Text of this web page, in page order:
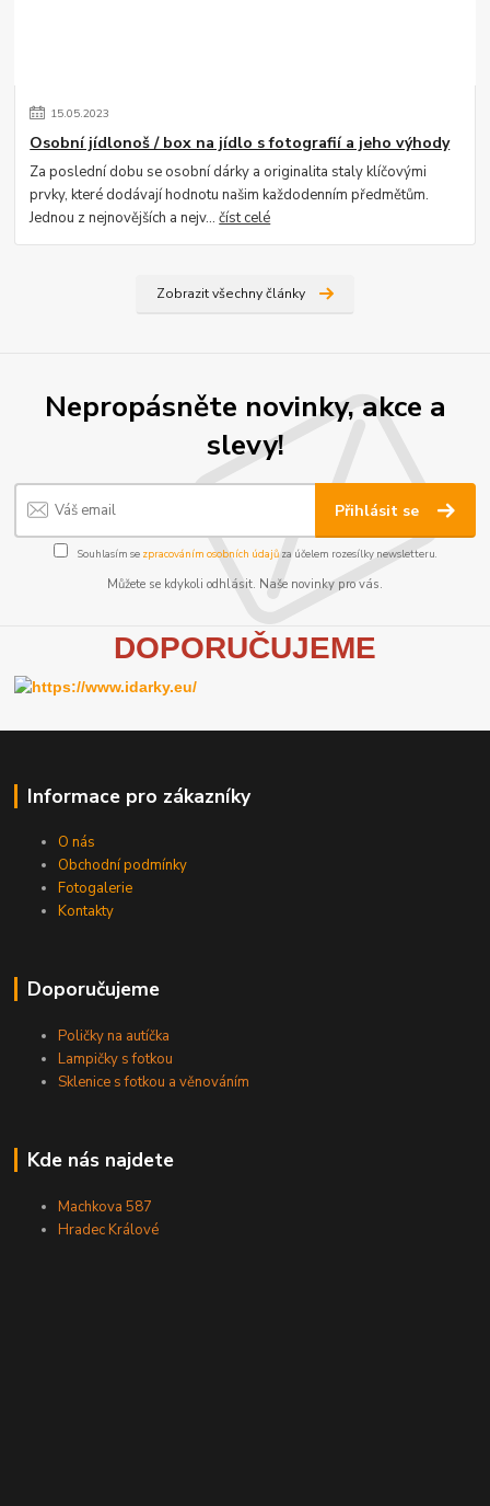
15.05.2023
Osobní jídlonoš / box na jídlo s fotografií a jeho výhody
Za poslední dobu se osobní dárky a originalita staly klíčovými
prvky, které dodávají hodnotu našim každodenním předmětům.
Jednou z nejnovějších a nejv...číst celé
Zobrazit všechny články
Nepropásněte novinky, akce a
slevy!
Přihlásit se
Souhlasím se zpracováním osobních údajůza účelem rozesílky newsletteru.
Můžete se kdykoli odhlásit. Naše novinky pro vás.
DOPORUČUJEME
Informace pro zákazníky
O nás
Obchodní podmínky
Fotogalerie
Kontakty
Doporučujeme
Poličky na autíčka
Lampičky s fotkou
Sklenice s fotkou a věnováním
Kde nás najdete
Machkova 587
Hradec Králové